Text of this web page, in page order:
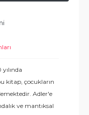
kitap, çocukların
Adler'e
ve mantıksal